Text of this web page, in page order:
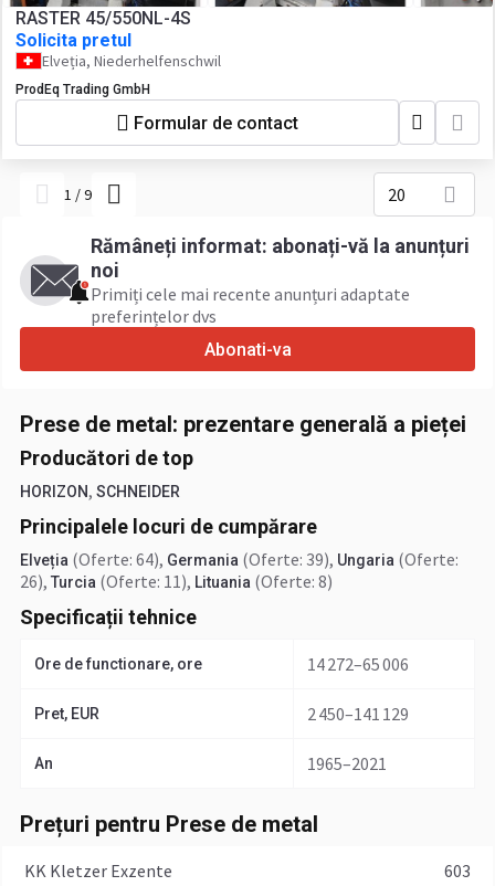
RASTER 45/550NL-4S
Solicita pretul
Elveția, Niederhelfenschwil
ProdEq Trading GmbH
Formular de contact
1 /9 20
Rămâneți informat: abonați-vă la anunțuri
noi
Primiți cele mai recente anunțuri adaptate
preferințelor dvs
Abonati-va
Prese de metal: prezentare generală a pieței
Producători de top
HORIZON, SCHNEIDER
Principalele locuri de cumpărare
Elveția (Oferte: 64), Germania (Oferte: 39), Ungaria (Oferte:
26), Turcia (Oferte: 11), Lituania (Oferte: 8)
Specificații tehnice
Ore de functionare, ore 14 272–65 006
Pret, EUR 2 450–141 129
An 1965–2021
Prețuri pentru Prese de metal
KK Kletzer Exzente
603